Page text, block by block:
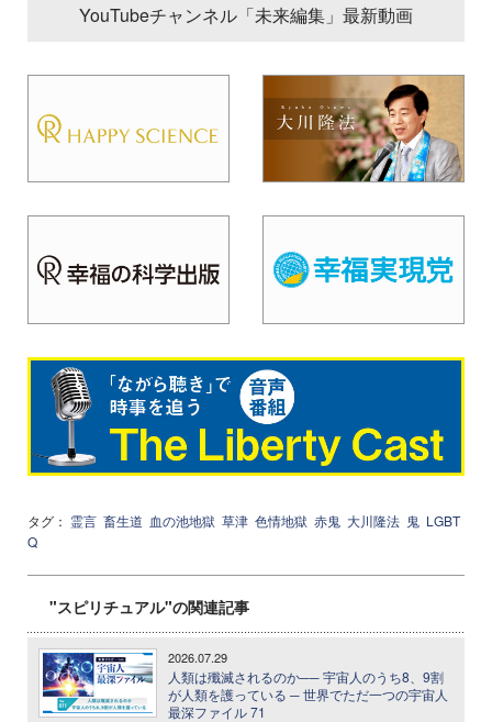
YouTubeチャンネル「未来編集」最新動画
タグ： 霊言 畜生道 血の池地獄 草津 色情地獄 赤鬼 大川隆法 鬼 LGBT
Q
"スピリチュアル"の関連記事
2026.07.29
人類は殲滅されるのか── 宇宙人のうち8、9割
が人類を護っている ─ 世界でただ一つの宇宙人
最深ファイル 71